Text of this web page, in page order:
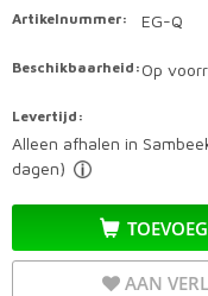
Artikelnummer: EG-Q
Beschikbaarheid: Op
Levertijd:
Alleen afhalen in
dagen)
AAN